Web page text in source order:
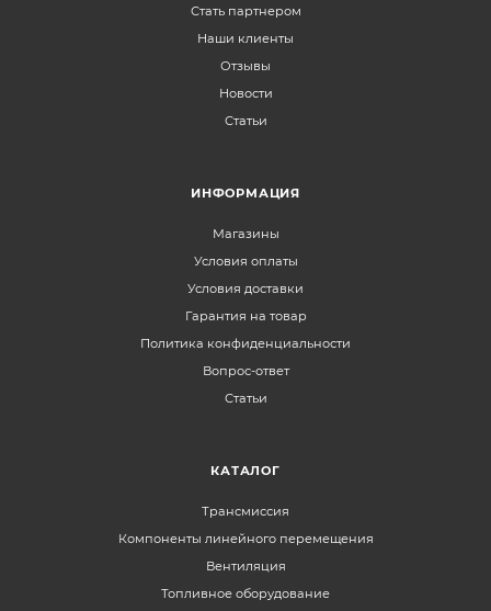
Стать партнером
Наши клиенты
Отзывы
Новости
Статьи
ИНФОРМАЦИЯ
Магазины
Условия оплаты
Условия доставки
Гарантия на товар
Политика конфиденциальности
Вопрос-ответ
Статьи
КАТАЛОГ
Трансмиссия
Компоненты линейного перемещения
Вентиляция
Топливное оборудование